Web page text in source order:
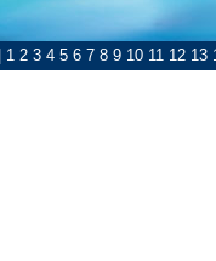
| 1 2 3 4 5 6 7 8 9 10 11 12